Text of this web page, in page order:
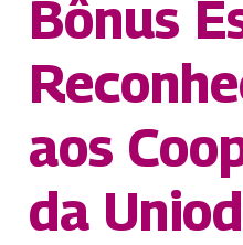
Bônus
aos
da